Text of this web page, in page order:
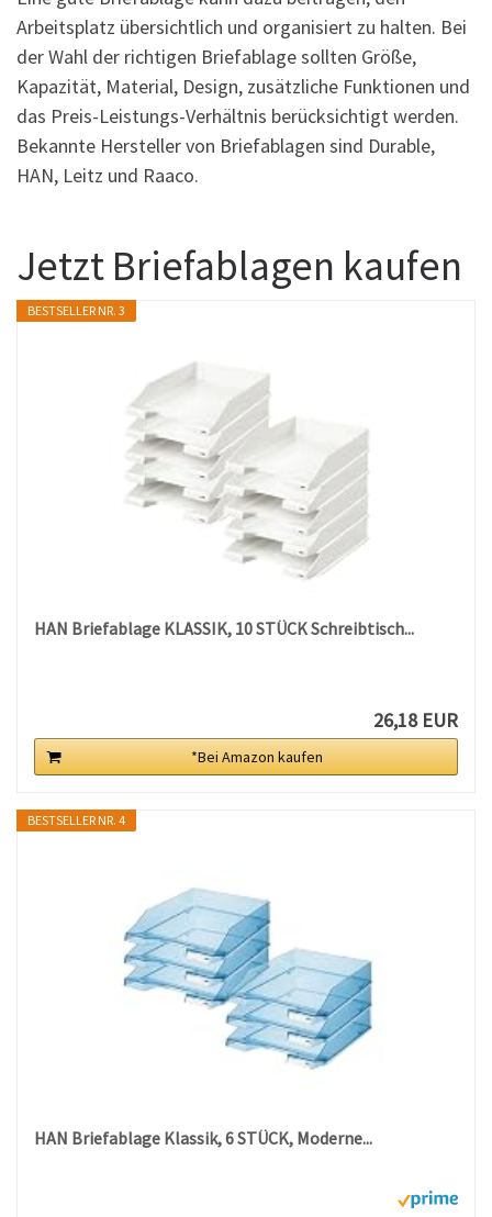
Arbeitsplatz übersichtlich und organisiert zu halten. Bei
der Wahl der richtigen Briefablage sollten Größe,
Kapazität, Material, Design, zusätzliche Funktionen und
das Preis-Leistungs-Verhältnis berücksichtigt werden.
Bekannte Hersteller von Briefablagen sind Durable,
HAN, Leitz und Raaco.
Jetzt Briefablagen kaufen
BESTSELLER NR. 3
HAN Briefablage KLASSIK, 10 STÜCK Schreibtisch...
26,18 EUR
*Bei Amazon kaufen
BESTSELLER NR. 4
HAN Briefablage Klassik, 6 STÜCK, Moderne...